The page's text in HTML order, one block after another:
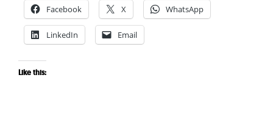
Facebook X WhatsApp
LinkedIn Email
Like this: